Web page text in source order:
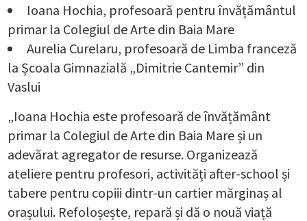
Ioana Hochia, profesoară pentru învățământul
primar la Colegiul de Arte din Baia Mare
Aurelia Curelaru, profesoară de Limba franceză
la Școala Gimnazială „Dimitrie Cantemir” din
Vaslui
„Ioana Hochia este profesoară de învățământ
primar la Colegiul de Arte din Baia Mare și un
adevărat agregator de resurse. Organizează
ateliere pentru profesori, activități after-school și
tabere pentru copiii dintr-un cartier mărginaș al
orașului. Refoloșește, repară și dă o nouă viață